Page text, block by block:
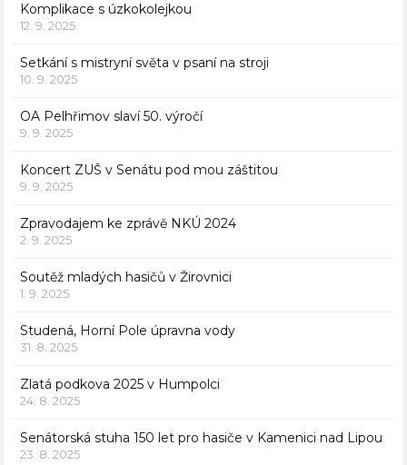
Komplikace s úzkokolejkou
12. 9. 2025
Setkání s mistryní světa v psaní na stroji
10. 9. 2025
OA Pelhřimov slaví 50. výročí
9. 9. 2025
Koncert ZUŠ v Senátu pod mou záštitou
9. 9. 2025
Zpravodajem ke zprávě NKÚ 2024
2. 9. 2025
Soutěž mladých hasičů v Žirovnici
1. 9. 2025
Studená, Horní Pole úpravna vody
31. 8. 2025
Zlatá podkova 2025 v Humpolci
24. 8. 2025
Senátorská stuha 150 let pro hasiče v Kamenici nad Lipou
23. 8. 2025